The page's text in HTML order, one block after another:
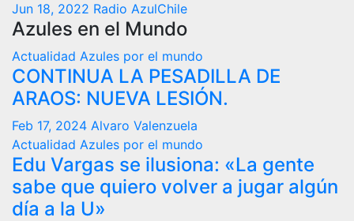
Jun 18, 2022 Radio AzulChile
Azules en el Mundo
Actualidad Azules por el mundo
CONTINUA LA PESADILLA DE
ARAOS: NUEVA LESIÓN.
Feb 17, 2024 Alvaro Valenzuela
Actualidad Azules por el mundo
Edu Vargas se ilusiona: «La gente
sabe que quiero volver a jugar algún
día a la U»